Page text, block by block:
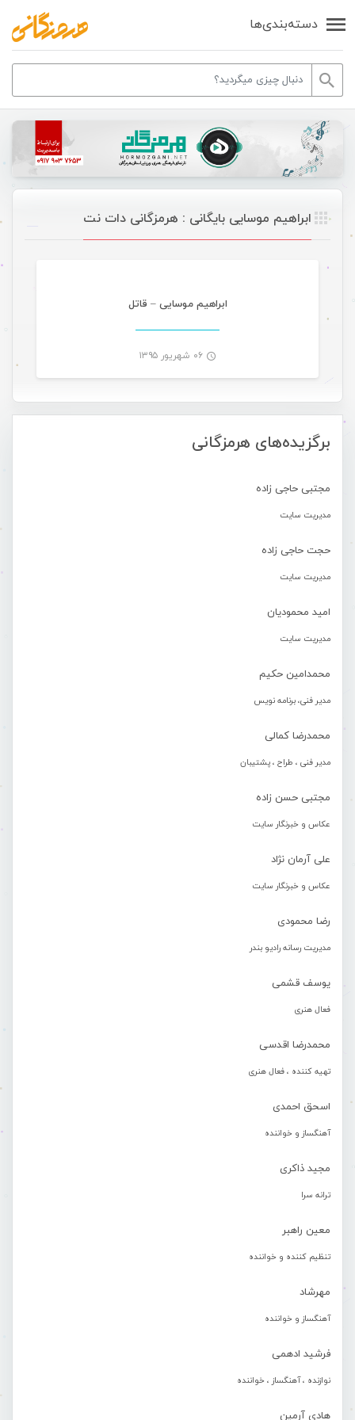
دسته‌بندی‌ها
برگزیده‌های هرمزگانی
مجتبی حاجی زاده
مدیریت سایت
حجت حاجی زاده
مدیریت سایت
امید محمودیان
مدیریت سایت
محمدامین حکیم
مدیر فنی، برنامه نویس
محمدرضا کمالی
مدیر فنی ، طراح ، پشتیبان
مجتبی حسن زاده
عکاس و خبرنگار سایت
علی آرمان نژاد
عکاس و خبرنگار سایت
رضا محمودی
مدیریت رسانه رادیو بندر
یوسف قشمی
فعال هنری
محمدرضا اقدسی
تهیه کننده ، فعال هنری
اسحق احمدی
آهنگساز و خواننده
مجید ذاکری
ترانه سرا
معین راهبر
تنظیم کننده و خواننده
مهرشاد
آهنگساز و خواننده
فرشید ادهمی
نوازنده ، آهنگساز ، خواننده
هادی آرمین
ابراهیم موسایی بایگانی : هرمزگانی دات نت
ابراهیم موسایی – قاتل
۰۶ شهریور ۱۳۹۵